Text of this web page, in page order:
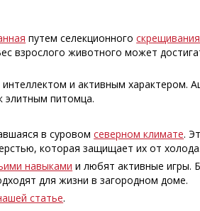
путем селекционногоскрещивания
взрослого животного может
интеллектом и активным характером.
элитным питомца.
в суровомсеверном климате.
которая защищает их от холода.
навыками и любят активные игры.
для жизни в загородном доме.
статье.